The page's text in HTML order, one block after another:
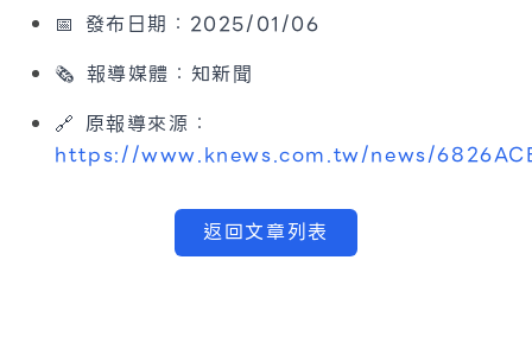
📅 發布日期：2025/01/06
🗞 報導媒體：知新聞
🔗 原報導來源：
https://www.knews.com.tw/news/
返回文章列表